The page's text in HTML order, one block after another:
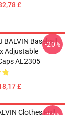
£
BALVIN Baseball
Adjustable
AL2305
£
-20%
Clothes Full